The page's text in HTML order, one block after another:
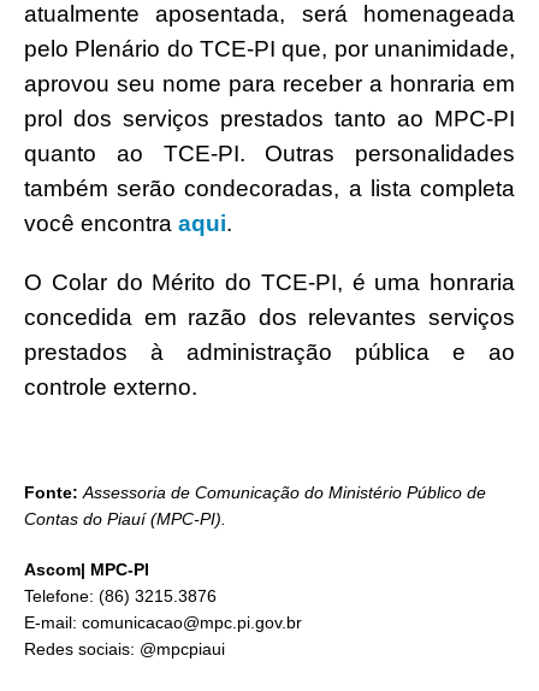
atualmente aposentada, será homenageada
pelo Plenário do TCE-PI que, por unanimidade,
aprovou seu nome para receber a honraria em
prol dos serviços prestados tanto ao MPC-PI
quanto ao TCE-PI. Outras personalidades
também serão condecoradas, a lista completa
você encontra aqui.
O Colar do Mérito do TCE-PI, é uma honraria
concedida em razão dos relevantes serviços
prestados à administração pública e ao
controle externo.
Fonte: Assessoria de Comunicação do Ministério Público de
Contas do Piauí (MPC-PI).
Ascom| MPC-PI
Telefone: (86) 3215.3876
E-mail: comunicacao@mpc.pi.gov.br
Redes sociais: @mpcpiaui